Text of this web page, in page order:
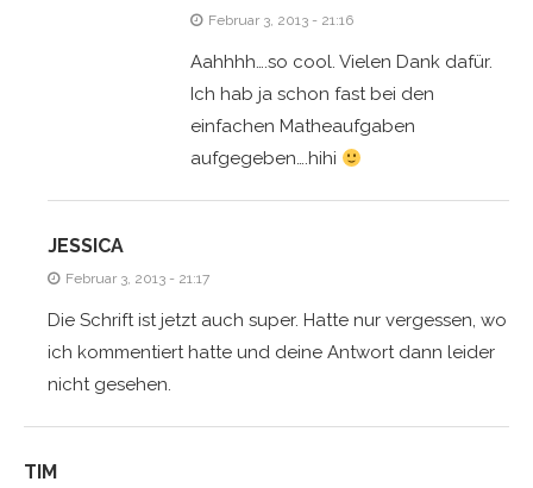
Februar 3, 2013 - 21:16
Aahhhh….so cool. Vielen Dank dafür.
Ich hab ja schon fast bei den
einfachen Matheaufgaben
aufgegeben….hihi
JESSICA
Februar 3, 2013 - 21:17
Die Schrift ist jetzt auch super. Hatte nur vergessen, wo
ich kommentiert hatte und deine Antwort dann leider
nicht gesehen.
TIM